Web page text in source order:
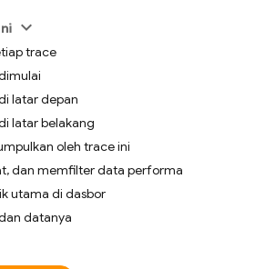
trace
latar depan
latar belakang
oleh trace ini
dan memfilter data performa
utama di dasbor
datanya